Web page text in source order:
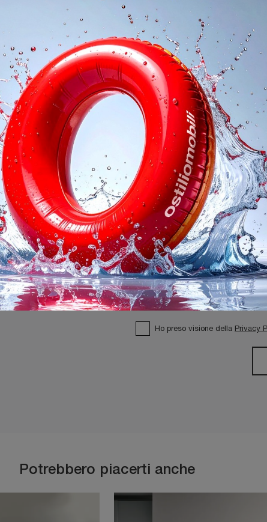
Richiedi
Ho preso visione della Privacy
Potrebbero piacerti anche